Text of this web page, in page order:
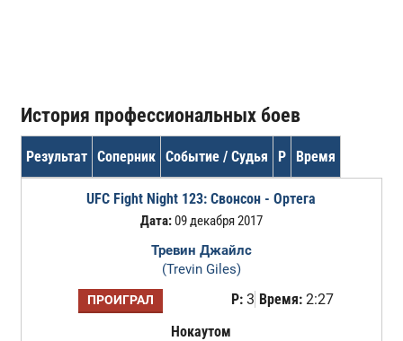
История профессиональных боев
Результат Соперник Событие / Судья Р Время
UFC Fight Night 123: Свонсон - Ортега
Дата:09 декабря 2017
Тревин Джайлс
(Trevin Giles)
ПРОИГРАЛ Р:3 Время:2:27
Нокаутом